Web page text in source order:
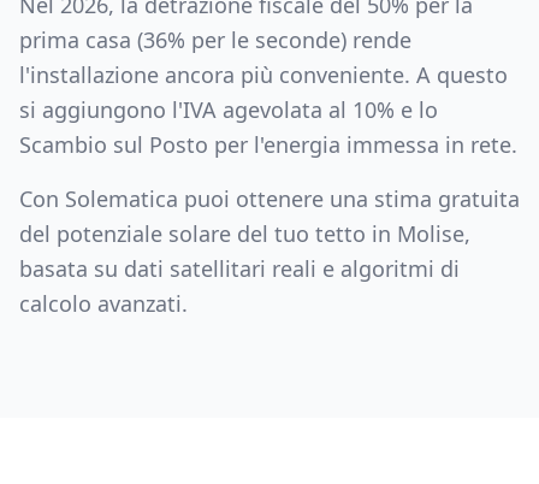
prima casa (36% per le seconde) rende
l'installazione ancora più conveniente. A questo
si aggiungono l'IVA agevolata al 10% e lo
Scambio sul Posto per l'energia immessa in rete.
Con Solematica puoi ottenere una stima gratuita
del potenziale solare del tuo tetto in Molise,
basata su dati satellitari reali e algoritmi di
calcolo avanzati.